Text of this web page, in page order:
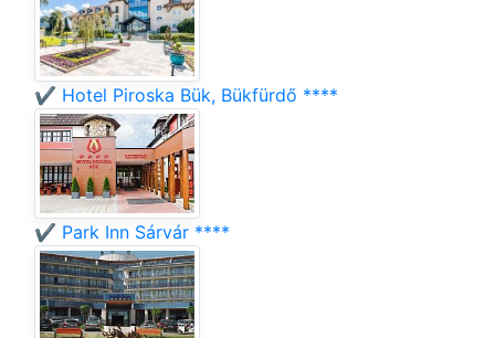
✔️ Hotel Piroska Bük, Bükfürdő ****
✔️ Park Inn Sárvár ****